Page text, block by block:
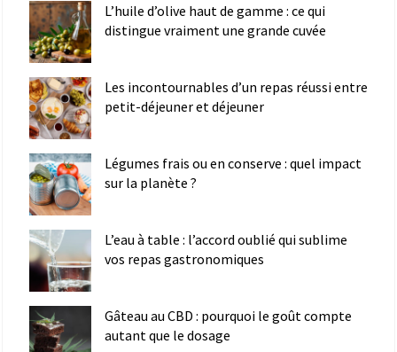
L’huile d’olive haut de gamme : ce qui
distingue vraiment une grande cuvée
Les incontournables d’un repas réussi entre
petit-déjeuner et déjeuner
Légumes frais ou en conserve : quel impact
sur la planète ?
L’eau à table : l’accord oublié qui sublime
vos repas gastronomiques
Gâteau au CBD : pourquoi le goût compte
autant que le dosage